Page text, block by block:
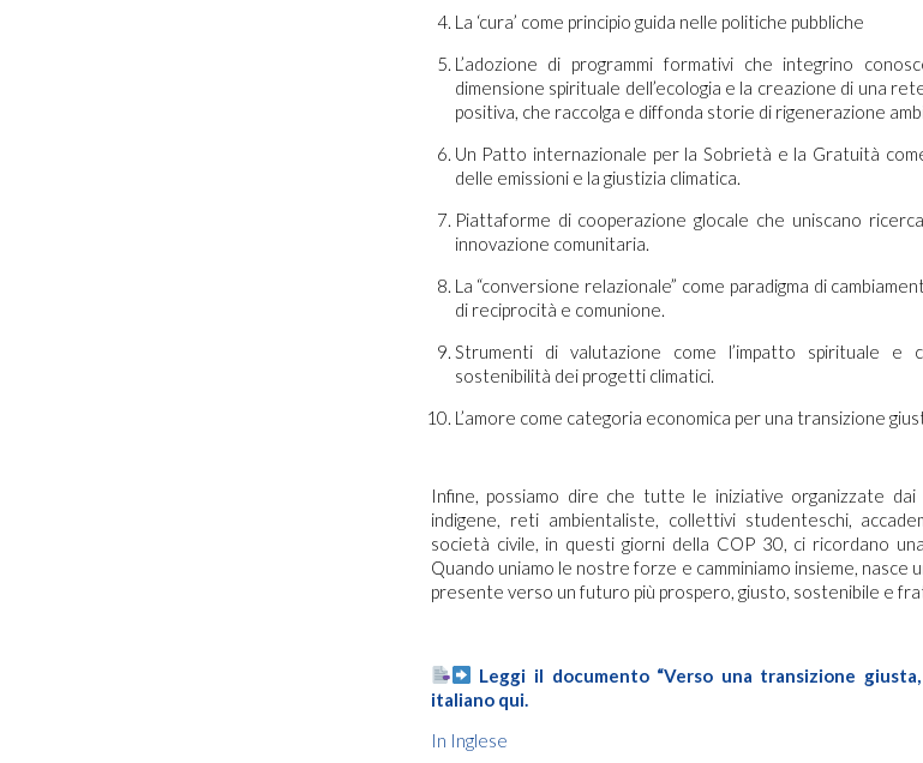
La ‘cura’ come principio guida nelle politiche pubbliche
L’adozione di programmi formativi che integrino
dimensione spirituale dell’ecologia e la creazione di una
positiva, che raccolga e diffonda storie di rigenerazione
Un Patto internazionale per la Sobrietà e la Gratuità
delle emissioni e la giustizia climatica.
Piattaforme di cooperazione glocale che uniscano
innovazione comunitaria.
La “conversione relazionale” come paradigma di
di reciprocità e comunione.
Strumenti di valutazione come l’impatto spirituale e
sostenibilità dei progetti climatici.
L’amore come categoria economica per una transizione
Infine, possiamo dire che tutte le iniziative organizzate dai
indigene, reti ambientaliste, collettivi studenteschi,
società civile, in questi giorni della COP 30, ci ricordano
Quando uniamo le nostre forze e camminiamo insieme, nasce
presente verso un futuro più prospero, giusto, sostenibile e
Leggi il documento “Verso una transizione
italiano qui.
In Inglese